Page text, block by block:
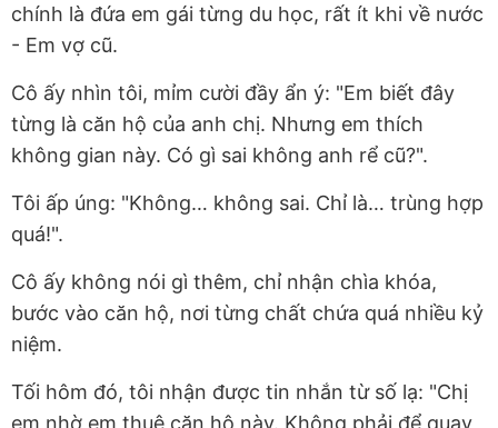
chính là đứa em gái từng du học, rất ít khi về nước
- Em vợ cũ.
Cô ấy nhìn tôi, mỉm cười đầy ẩn ý: "Em biết đây
từng là căn hộ của anh chị. Nhưng em thích
không gian này. Có gì sai không anh rể cũ?".
Tôi ấp úng: "Không… không sai. Chỉ là… trùng hợp
quá!".
Cô ấy không nói gì thêm, chỉ nhận chìa khóa,
bước vào căn hộ, nơi từng chất chứa quá nhiều kỷ
niệm.
Tối hôm đó, tôi nhận được tin nhắn từ số lạ: "Chị
em nhờ em thuê căn hộ này. Không phải để quay